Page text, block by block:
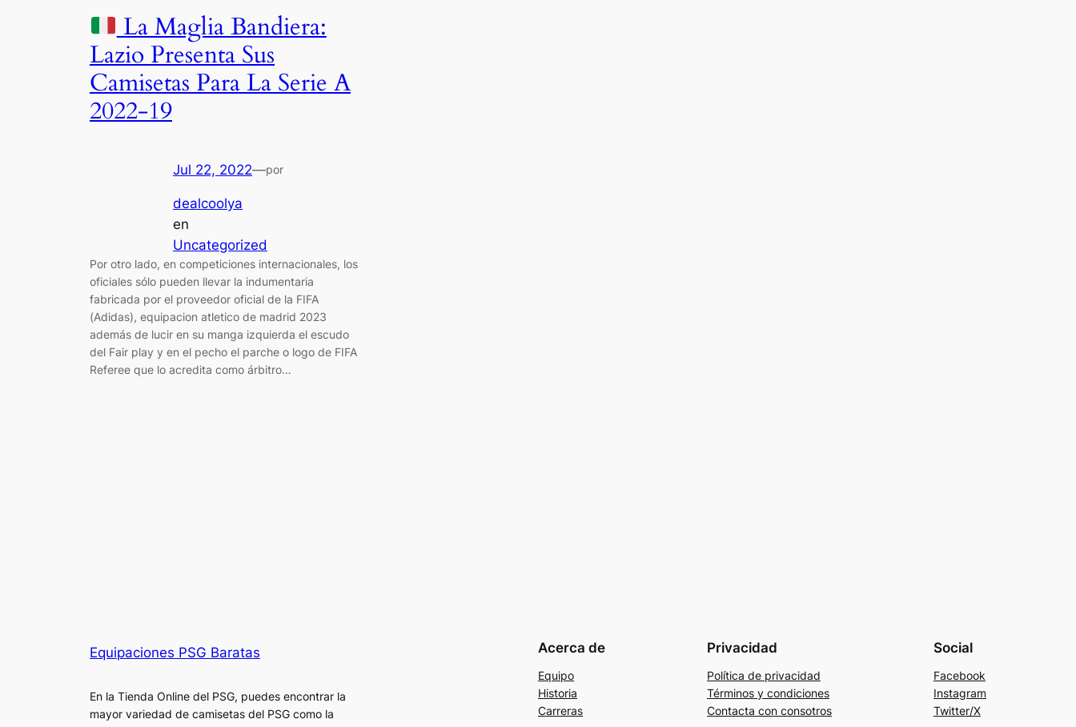
La Maglia Bandiera:
Lazio Presenta Sus
Camisetas Para La Serie A
2022-19
Jul 22, 2022—por
dealcoolya
en
Uncategorized
Por otro lado, en competiciones internacionales, los
oficiales sólo pueden llevar la indumentaria
fabricada por el proveedor oficial de la FIFA
(Adidas), equipacion atletico de madrid 2023
además de lucir en su manga izquierda el escudo
del Fair play y en el pecho el parche o logo de FIFA
Referee que lo acredita como árbitro…
Equipaciones PSG Baratas
En la Tienda Online del PSG, puedes encontrar la
mayor variedad de camisetas del PSG como la
Acerca de
Equipo
Historia
Carreras
Privacidad
Política de privacidad
Términos y condiciones
Contacta con consotros
Social
Facebook
Instagram
Twitter/X